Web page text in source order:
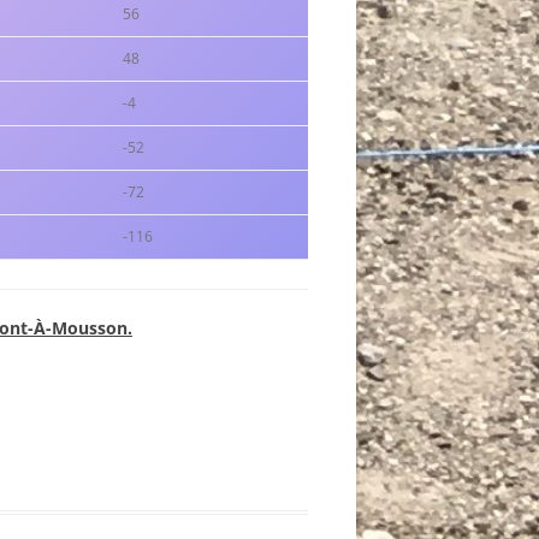
CDC-F 2024
CRC-F 2024
CDC/CRC JEUNES 2024
56
48
-4
-52
-72
-116
À-Mousson.